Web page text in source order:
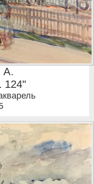
А.
124"